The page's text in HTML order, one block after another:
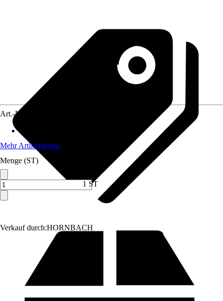
Verkauf durch:HORNBACH
Art.-Nr.
Mehr Artikeldetails
Menge (ST)
1 ST